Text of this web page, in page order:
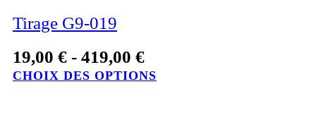
Tirage G9-019
19,00 € - 419,00 €
CHOIX DES OPTIONS